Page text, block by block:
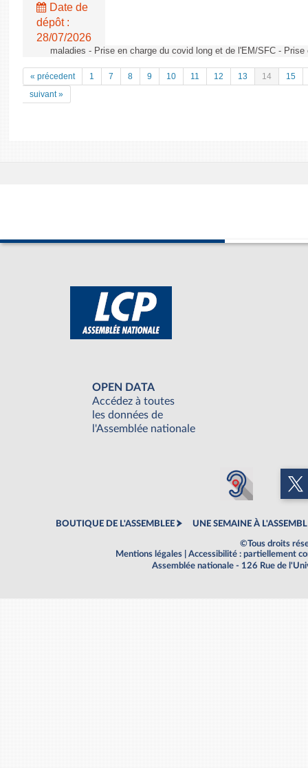
Date de
dépôt :
28/07/2026
maladies - Prise en charge du covid long et de l'EM/SFC -
« précedent 1 7 8 9 10 11 12 13 14
15
suivant »
OPEN DATA
Accédez à toutes
les données de
l'Assemblée nationale
BOUTIQUE DE L'ASSEMBLEE UNE SEMAINE À
©Tous droits
Mentions légales
Accessibilité : partiellement
Assemblée nationale - 126 Rue de